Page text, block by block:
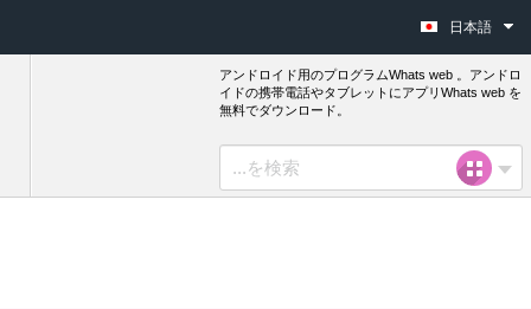
日本語
アンドロイド用のプログラムWhats web 。アンドロ
イドの携帯電話やタブレットにアプリWhats web を
無料でダウンロード。